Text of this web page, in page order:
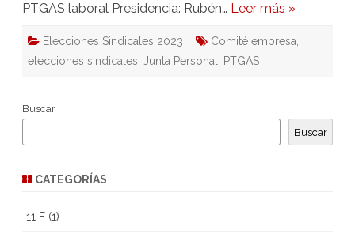
PTGAS laboral Presidencia: Rubén… Leer más »
Elecciones Sindicales 2023 Comité empresa,
elecciones sindicales, Junta Personal, PTGAS
Buscar
Buscar
CATEGORÍAS
11 F (1)